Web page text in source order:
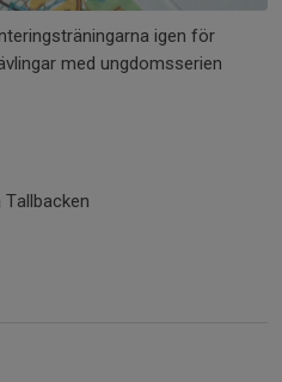
igen för
med ungdomsserien
Tallbacken